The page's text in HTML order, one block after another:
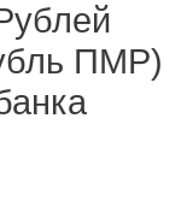
ПМР)